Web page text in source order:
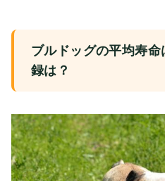
ブルドッグの平均寿
録は？